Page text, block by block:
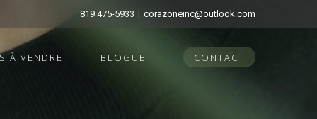
819 475-5933 | corazoneinc@outlook.com
À VENDRE BLOGUE CONTACT